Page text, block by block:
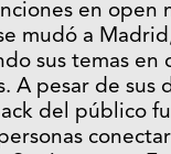
en open
mudó a
sus temas en
A pesar de sus
del público